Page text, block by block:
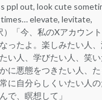
ppl out, look cute
elevate, levitate,
）「今、私のXアカウン
ったよ。楽しみたい人
い人、学びたい人、笑
に悪態をつきたい人、
に自分らしくいたい人
で、瞑想して」